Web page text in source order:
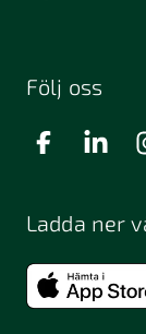
Följ oss
Ladda ner